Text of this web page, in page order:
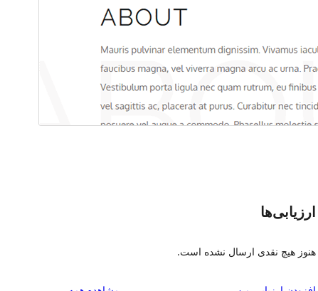
ارزیابی‌ها
هنوز هیچ نقدی ارسال نشده است.